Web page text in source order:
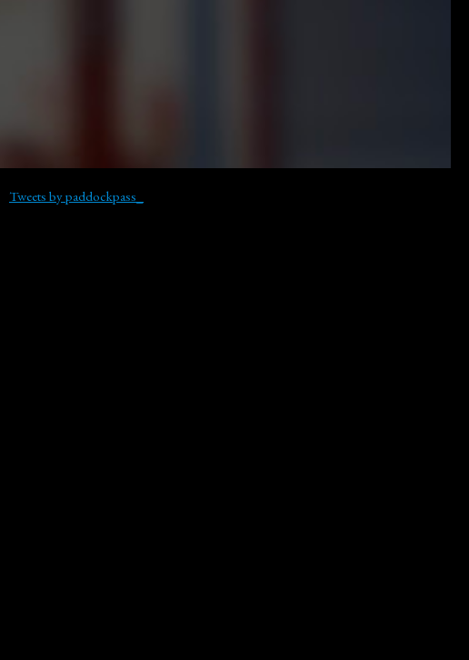
Tweets by paddockpass_